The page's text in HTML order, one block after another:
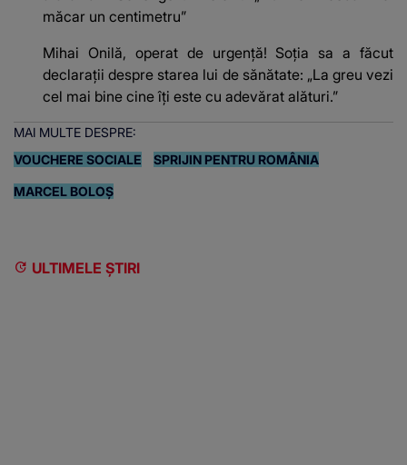
măcar un centimetru”
Mihai Onilă, operat de urgență! Soția sa a făcut
declarații despre starea lui de sănătate: „La greu vezi
cel mai bine cine îți este cu adevărat alături.”
MAI MULTE DESPRE:
VOUCHERE SOCIALE
SPRIJIN PENTRU ROMÂNIA
MARCEL BOLOȘ
ULTIMELE ȘTIRI